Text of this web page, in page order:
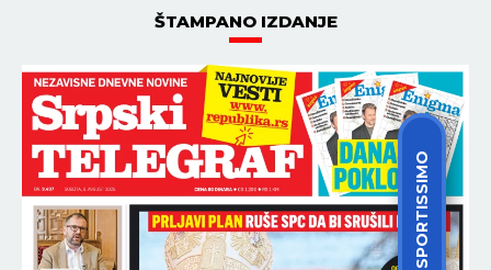
SPORTISSIMO
ŠTAMPANO IZDANJE